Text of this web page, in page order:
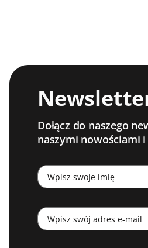
Dołącz do naszego
naszymi nowościami